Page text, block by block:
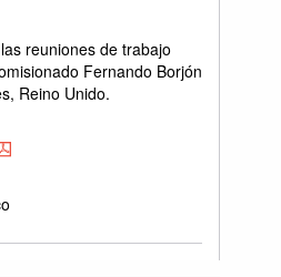
reuniones de trabajo
Fernando Borjón
Reino Unido.